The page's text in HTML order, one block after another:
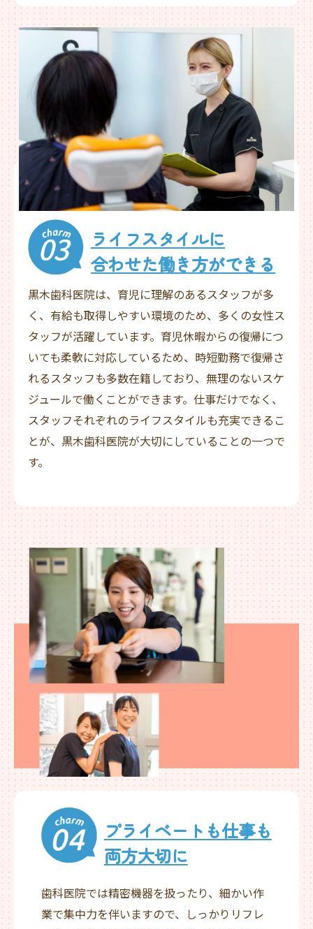
ライフスタイルに
合わせた働き方ができる
黒木歯科医院は、育児に理解のあるスタッフが多
く、有給も取得しやすい環境のため、多くの女性ス
タッフが活躍しています。育児休暇からの復帰につ
いても柔軟に対応しているため、時短勤務で復帰さ
れるスタッフも多数在籍しており、無理のないスケ
ジュールで働くことができます。仕事だけでなく、
スタッフそれぞれのライフスタイルも充実できるこ
とが、黒木歯科医院が大切にしていることの一つで
す。
プライベートも仕事も
両方大切に
歯科医院では精密機器を扱ったり、細かい作
業で集中力を伴いますので、しっかりリフレ